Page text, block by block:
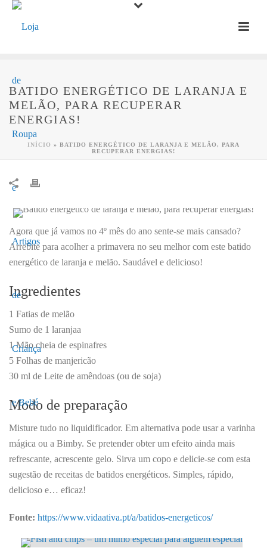
BATIDO ENERGÉTICO DE LARANJA E
MELÃO, PARA RECUPERAR
ENERGIAS!
INÍCIO » BATIDO ENERGÉTICO DE LARANJA E MELÃO, PARA
RECUPERAR ENERGIAS!
Agora que já vamos no 4º mês do ano sente-se mais cansado?
Arrebite para acolher a primavera no seu melhor com este batido
energético de laranja e melão. Saudável e delicioso!
Ingredientes
1 Fatias de melão
Sumo de 1 laranjaa
1 Mão cheia de espinafres
5 Folhas de manjericão
30 ml de Leite de amêndoas (ou de soja)
Modo de preparação
Misture tudo no liquidificador. Em alternativa pode usar a varinha
mágica ou a Bimby. Se pretender obter um efeito ainda mais
refrescante, acrescente gelo. Sirva um copo e delicie-se com esta
sugestão de receitas de batidos energéticos. Simples, rápido,
delicioso e… eficaz!
Fonte: https://www.vidaativa.pt/a/batidos-energeticos/